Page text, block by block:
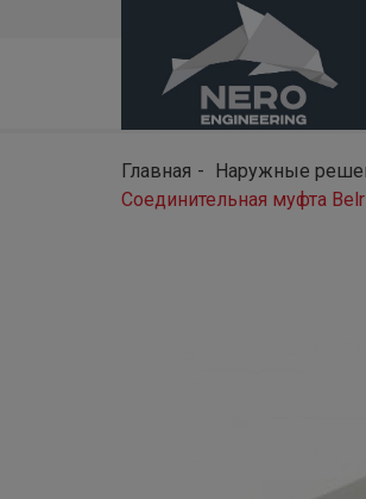
Главная Наружные
Соединительная муфта